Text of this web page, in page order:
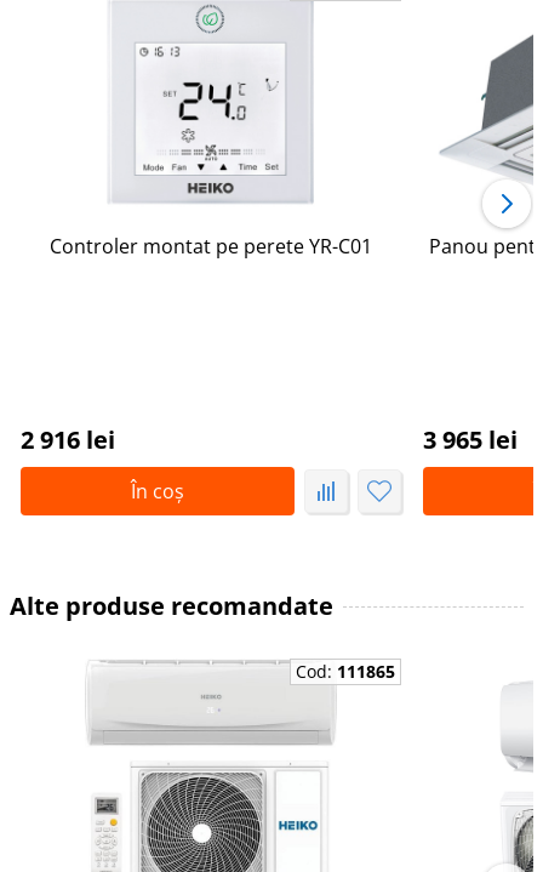
Controler montat pe perete YR-C01
2 916 lei
În coș
Panou
3 965 lei
Alte produse recomandate
Cod: 111865